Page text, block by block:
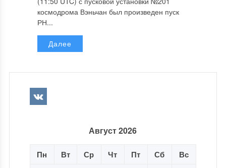
космодрома Вэньчан был произведен пуск
РН...
Далее
Август 2026
Пн Вт Ср Чт Пт Сб Вс